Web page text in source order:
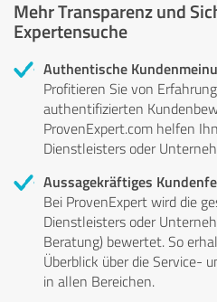
Mehr Transparenz und
Expertensuche
Authentische
Profitieren Sie von
authentifizierten
ProvenExpert.com helfen
Dienstleisters oder
Aussagekräftiges
Bei ProvenExpert wird die
Dienstleisters oder
Beratung) bewertet. So
Überblick über die Service-
in allen Bereichen.